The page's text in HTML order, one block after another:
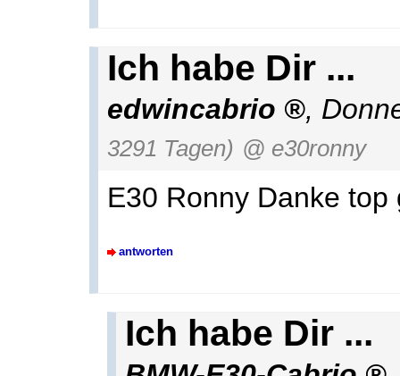
Ich habe Dir ...
edwincabrio ,
3291 Tagen) @ e30ronny
E30 Ronny Danke
antworten
Ich habe Dir ...